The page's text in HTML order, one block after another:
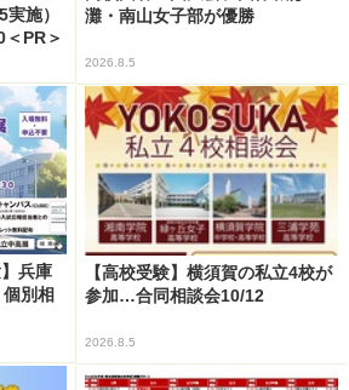
施）
PR＞
灘・南山女子部が優勝
2026.8.5
兵庫
別相
【高校受験】横須賀の私立4校が
参加…合同相談会10/12
2026.8.5